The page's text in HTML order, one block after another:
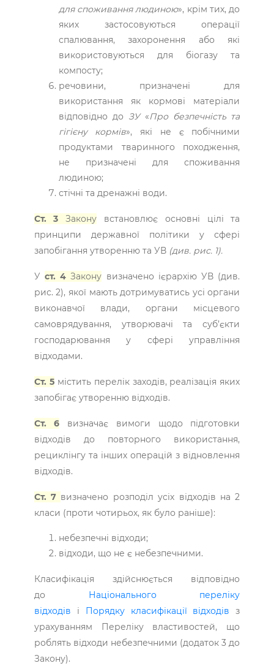
для споживання людиною», крім тих, до
яких застосовуються операції
спалювання, захоронення або які
використовуються для біогазу та
компосту;
речовини, призначені для
використання як кормові матеріали
відповідно до ЗУ«Про безпечність та
гігієну кормів», які не є побічними
продуктами тваринного походження,
не призначені для споживання
людиною;
стічні та дренажні води.
Ст. 3 Закону встановлює основні цілі та
принципи державної політики у сфері
запобігання утворенню та УВ (див. рис. 1).
У ст. 4 Закону визначено ієрархію УВ (див.
рис. 2), якої мають дотримуватись усі органи
виконавчої влади, органи місцевого
самоврядування, утворювачі та суб’єкти
господарювання у сфері управління
відходами.
Ст. 5містить перелік заходів, реалізація яких
запобігає утворенню відходів.
Ст. 6 визначає вимоги щодо підготовки
відходів до повторного використання,
рециклінгу та інших операцій з відновлення
відходів.
Ст. 7 визначено розподіл усіх відходів на 2
класи (проти чотирьох, як було раніше):
небезпечні відходи;
відходи, що не є небезпечними.
Класифікація здійснюється відповідно
до Національного переліку
відходів і Порядку класифікації відходів з
урахуванням Переліку властивостей, що
роблять відходи небезпечними (додаток 3 до
Закону).